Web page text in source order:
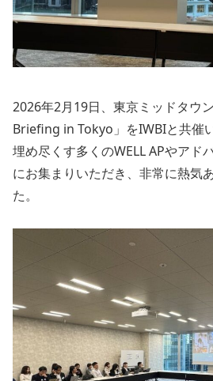
2026年2月19日、東京ミッドタウ
Briefing in Tokyo」をIWBIと共催
埋め尽くす多くのWELL APやアド
にお集まりいただき、非常に熱気
た。